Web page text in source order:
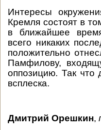
Интересы
Кремля состоят в
в ближайшее
всего никаких
положительно
Памфилову,
оппозицию. Так
всплеска.
Дмитрий Орешкин,